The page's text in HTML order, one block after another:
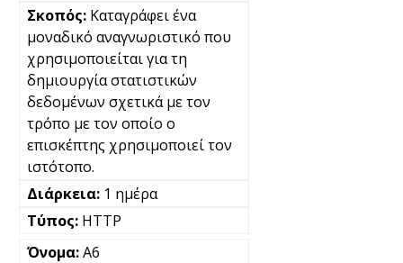
Καταγράφει ένα
μοναδικό αναγνωριστικό που
χρησιμοποιείται για τη
δημιουργία στατιστικών
δεδομένων σχετικά με τον
τρόπο με τον οποίο ο
επισκέπτης χρησιμοποιεί τον
ιστότοπο.
1 ημέρα
HTTP
A6